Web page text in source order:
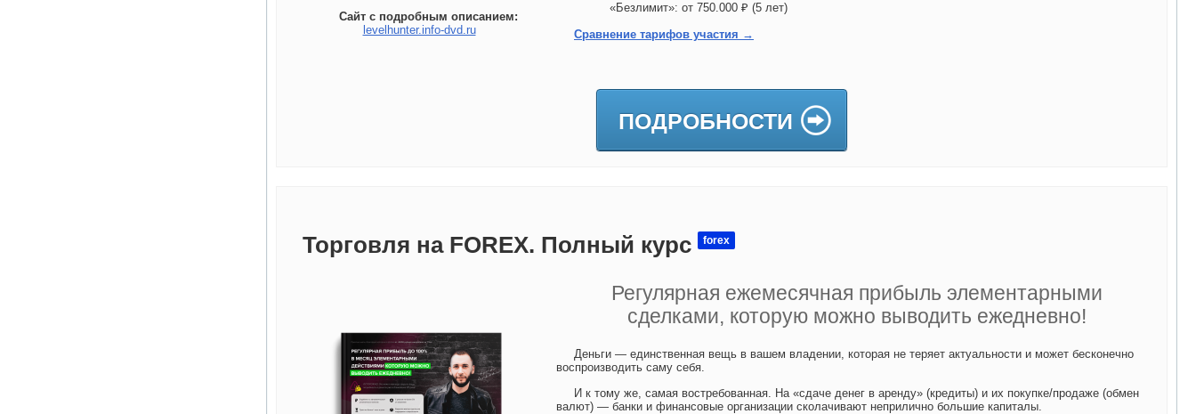
Сайт с подробным описанием:
levelhunter.info-dvd.ru
«Безлимит»: от 750.000 ₽ (5 лет)
Сравнение тарифов участия →
ПОДРОБНОСТИ
Торговля на FOREX. Полный курс forex
Регулярная ежемесячная прибыль элементарными
сделками, которую можно выводить ежедневно!
Деньги — единственная вещь в вашем владении, которая не теряет актуальности и может бесконечно
воспроизводить саму себя.
И к тому же, самая востребованная. На «сдаче денег в аренду» (кредиты) и их покупке/продаже (обмен
валют) — банки и финансовые организации сколачивают неприлично большие капиталы.